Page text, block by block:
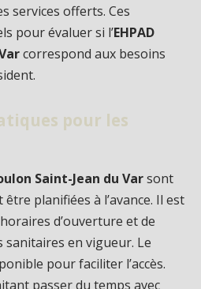
services offerts. Ces
pour évaluer si l’EHPAD
correspond aux besoins
pour les
Saint-Jean du Varsont
planifiées à l’avance. Il est
d’ouverture et de
sanitaires en vigueur. Le
pour faciliter l’accès.
passer du temps avec